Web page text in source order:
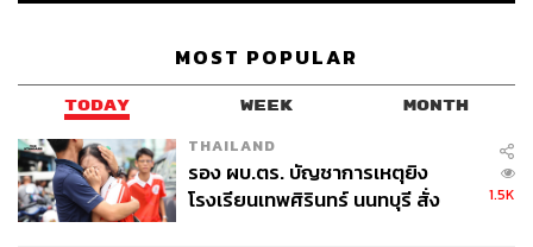
MOST POPULAR
TODAY WEEK MONTH
THAILAND
รอง ผบ.ตร. บัญชาการเหตุยิง
โรงเรียนเทพศิรินทร์ นนทบุรี สั่ง
1.5K